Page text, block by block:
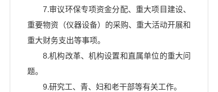
7.审议环保专项资金分配、重大项目建设、
重要物资（仪器设备）的采购、重大活动开展和
重大财务支出等事项。
8.机构改革、机构设置和直属单位的重大问
题。
9.研究工、青、妇和老干部等有关工作。